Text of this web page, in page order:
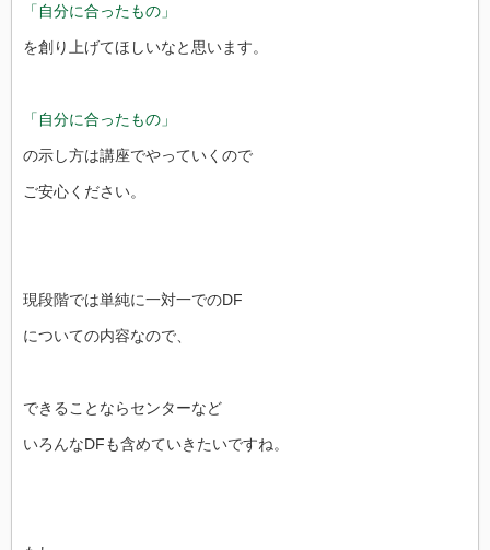
「自分に合ったもの」
を創り上げてほしいなと思います。
「自分に合ったもの」
の示し方は講座でやっていくので
ご安心ください。
現段階では単純に一対一でのDF
についての内容なので、
できることならセンターなど
いろんなDFも含めていきたいですね。